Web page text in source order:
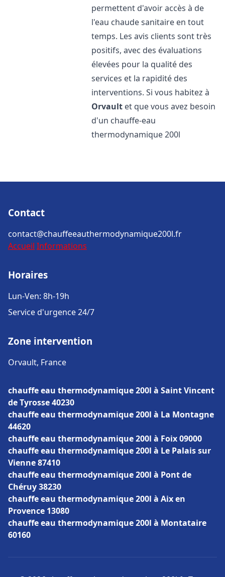
permettent d'avoir accès à de
l'eau chaude sanitaire en tout
temps. Les avis clients sont très
positifs, avec des évaluations
élevées pour la qualité des
services et la rapidité des
interventions. Si vous habitez à
Orvault et que vous avez besoin
d'un chauffe-eau
thermodynamique 200l
Contact
contact@chauffeeauthermodynamique200l.fr
Accueil Informations
Horaires
Lun-Ven: 8h-19h
Service d'urgence 24/7
Zone intervention
Orvault, France
chauffe eau thermodynamique 200l à Saint Vincent
de Tyrosse 40230
chauffe eau thermodynamique 200l à La Montagne
44620
chauffe eau thermodynamique 200l à Foix 09000
chauffe eau thermodynamique 200l à Le Palais sur
Vienne 87410
chauffe eau thermodynamique 200l à Pont de
Chéruy 38230
chauffe eau thermodynamique 200l à Aix en
Provence 13080
chauffe eau thermodynamique 200l à Montataire
60160